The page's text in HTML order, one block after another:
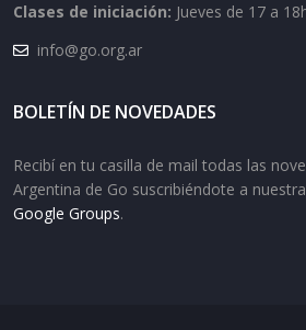
Clases de iniciación: Jueves de 17 a
info@go.org.ar
BOLETÍN DE NOVEDADES
Recibí en tu casilla de mail todas las
Argentina de Go suscribiéndote a nuestra
Google Groups.